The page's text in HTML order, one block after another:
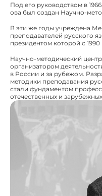
Под его руководством в
ова был создан Научно-
В эти же годы учреждена
преподавателей русского
президентом которой с
Научно-методический
организатором
в России и за рубежом.
методики преподавания
стали фундаментом
отечественных и